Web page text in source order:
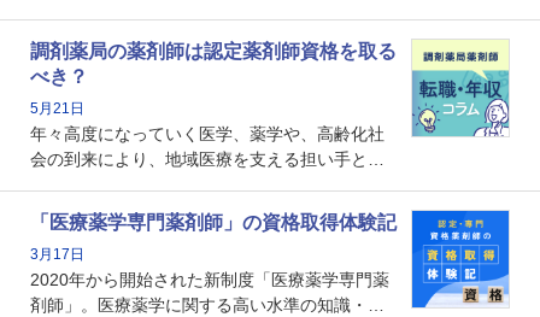
という声を聞いたことがあるかもしれません。
本記事では、認定薬剤師が「意味ない」といわ
れる理由や、取得するメリット、年収・キャリ
アへの影響を解説します。
調剤薬局の薬剤師は認定薬剤師資格を取る
べき？
5月21日
年々高度になっていく医学、薬学や、高齢化社
会の到来により、地域医療を支える担い手とし
で、重要度が増しているのが認定薬剤師という
資格です。認定薬剤師とはいったいどんな資格
なのでしょうか。それを取得するとどのような
メリットがあるのでしょうか。
「医療薬学専門薬剤師」の資格取得体験記
3月17日
2020年から開始された新制度「医療薬学専門薬
剤師」。医療薬学に関する高い水準の知識・技